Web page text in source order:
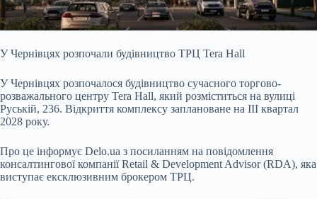
У Чернівцях розпочали будівництво ТРЦ Tera Hall
У Чернівцях розпочалося будівництво сучасного торгово-
розважального центру Tera Hall, який розміститься на вулиці
Руській, 236. Відкриття комплексу заплановане на III квартал
2028 року.
Про це інформує Delo.ua з посиланням на повідомлення
консалтингової компанії Retail & Development Advisor (RDA), яка
виступає ексклюзивним брокером ТРЦ.